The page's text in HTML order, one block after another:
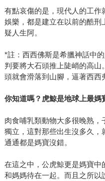
有點哀傷的是，現代人的工作
娛樂，都是建立在以前的酷刑
疑人生阿。
*註：西西佛斯是希臘神話中
判要將大石頭推上陡峭的高
頭就會滑落到山腳，逼著西西
你知道嗎？虎鯨是地球上最媽
肉食哺乳類動物大多很晚熟
獨立，這對那些出生沒多久，
通通都是媽寶沒錯。
在這之中，公虎鯨更是媽寶中
和媽媽待在一起。而且之所以